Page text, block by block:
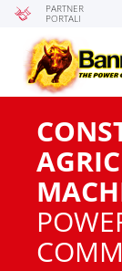
PARTNER
PORTALI